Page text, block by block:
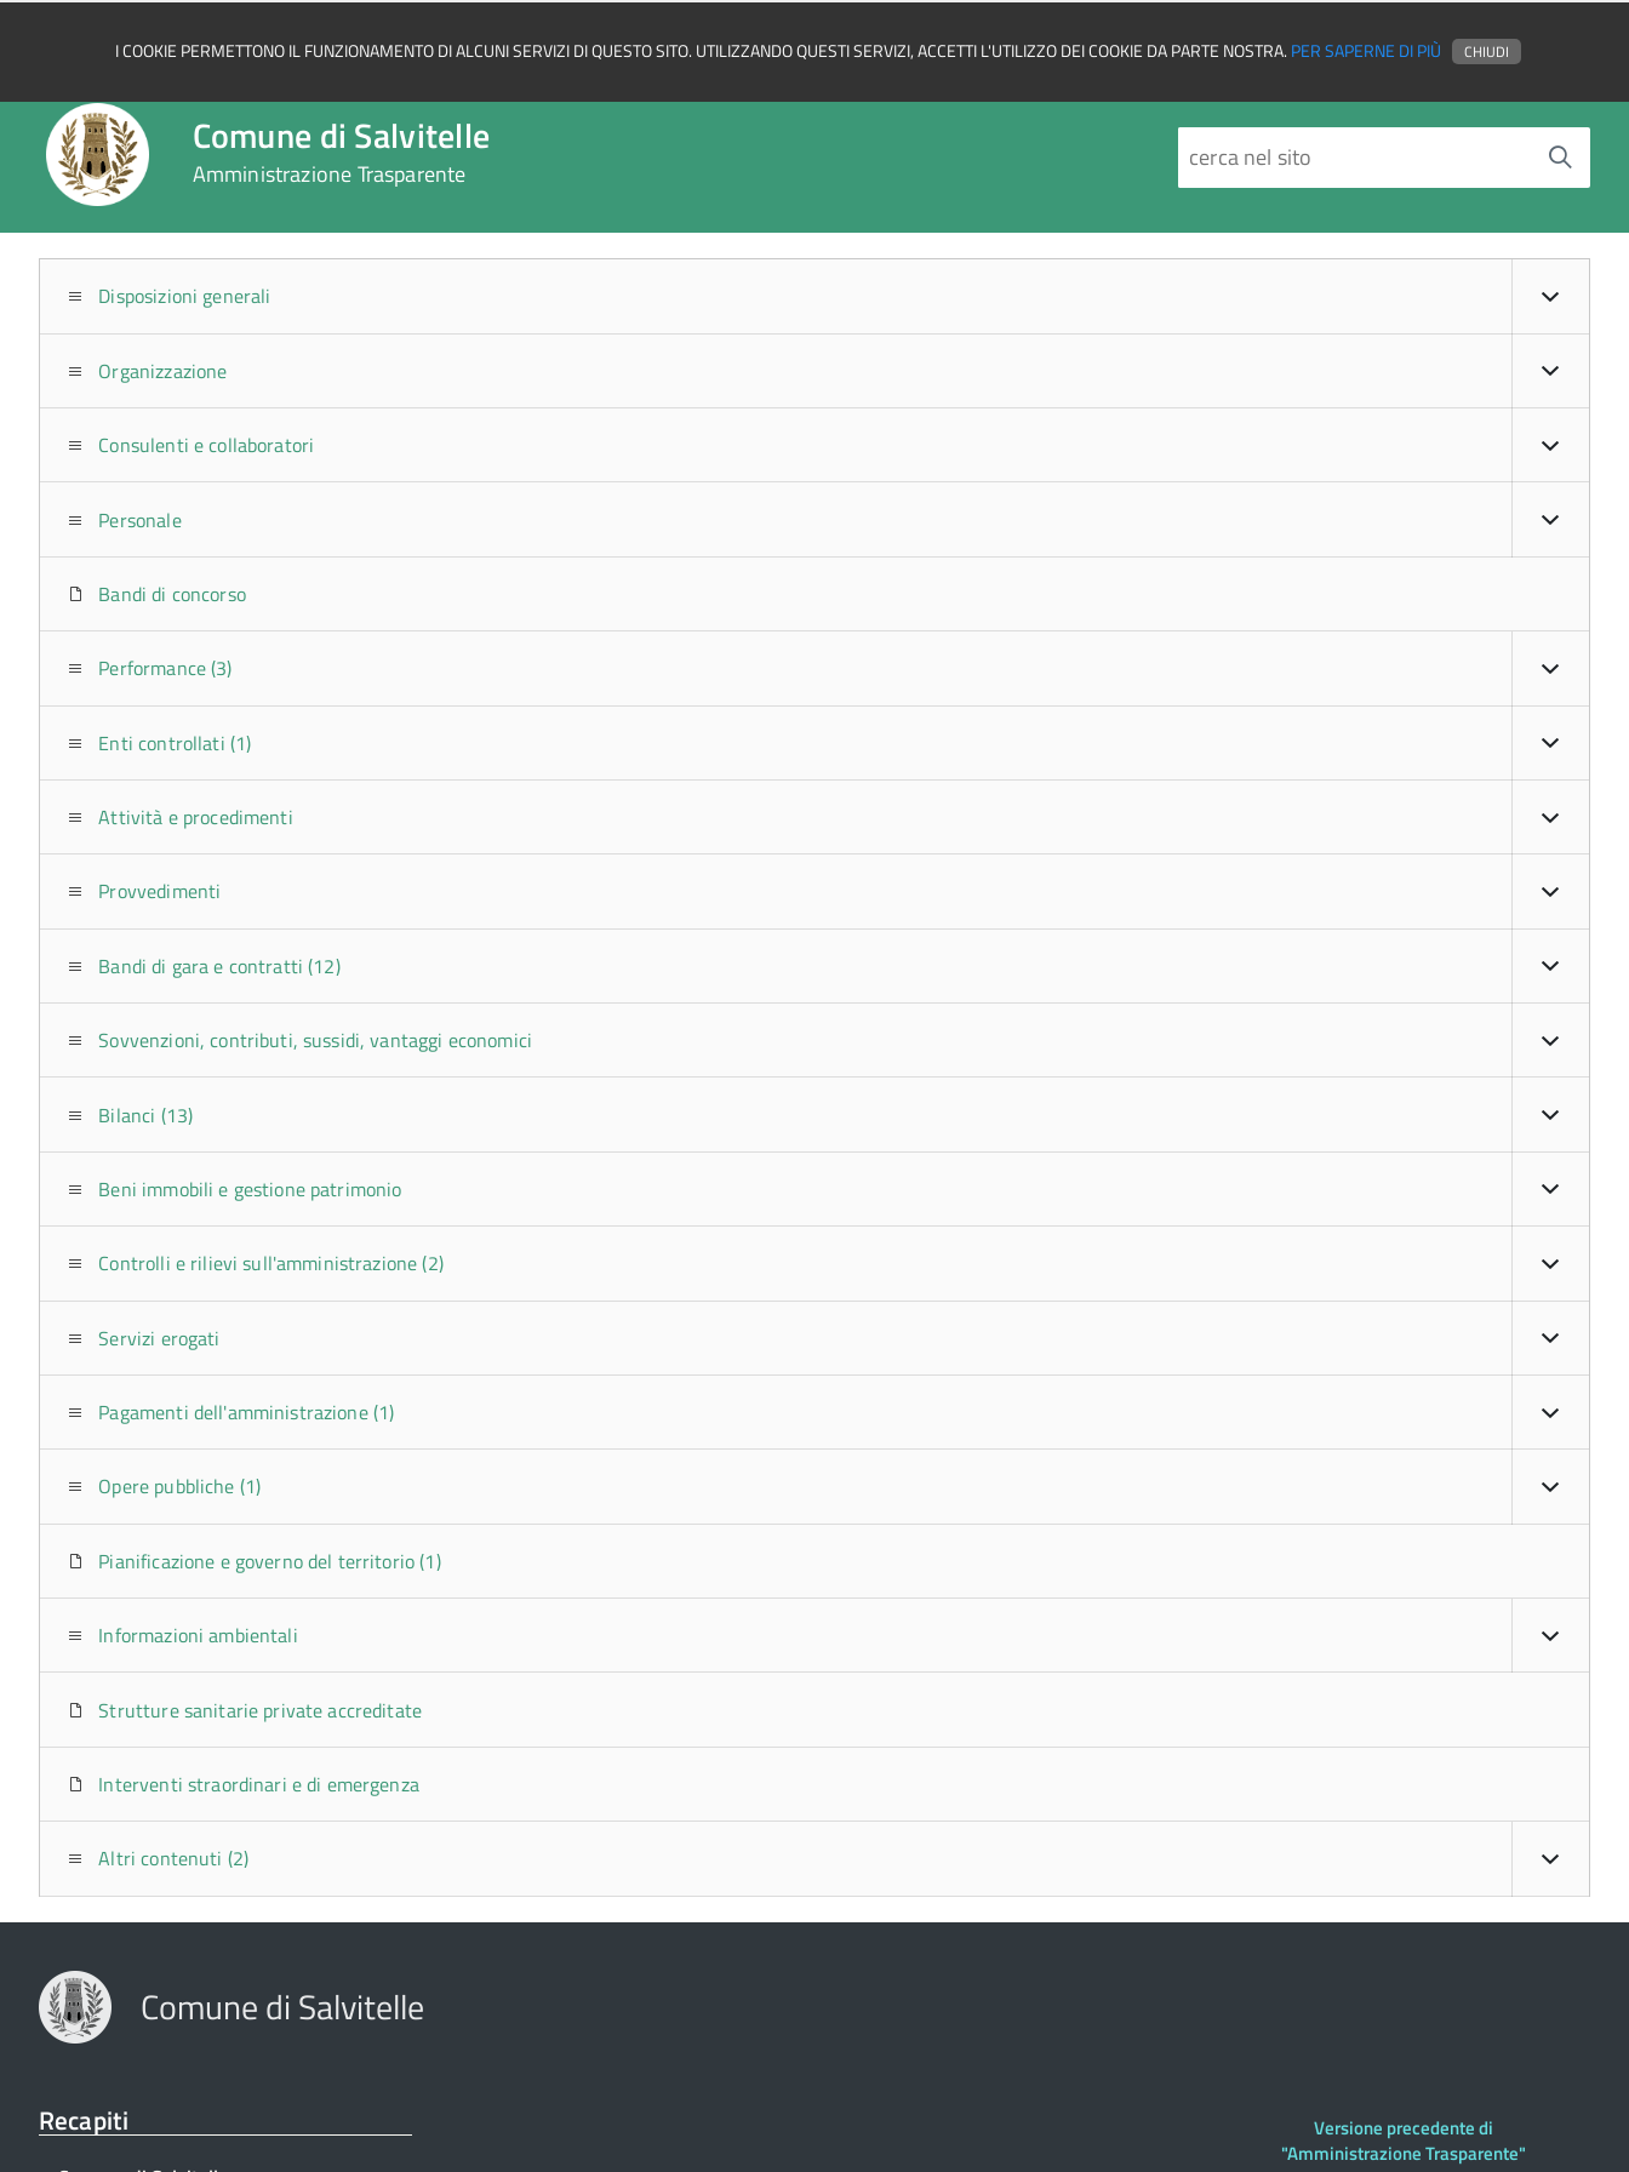
Comune di Salvitelle
Amministrazione Trasparente
Disposizioni generali
Organizzazione
Consulenti e collaboratori
Personale
Bandi di concorso
Performance (3)
Enti controllati (1)
Attività e procedimenti
Provvedimenti
Bandi di gara e contratti (12)
Sovvenzioni, contributi, sussidi, vantaggi economici
Bilanci (13)
Beni immobili e gestione patrimonio
Controlli e rilievi sull'amministrazione (2)
Servizi erogati
Pagamenti dell'amministrazione (1)
Opere pubbliche (1)
Pianificazione e governo del territorio (1)
Informazioni ambientali
Strutture sanitarie private accreditate
Interventi straordinari e di emergenza
Altri contenuti (2)
Comune di Salvitelle
Recapiti
Versione precedente di
"Amministrazione Trasparente"
I COOKIE PERMETTONO IL FUNZIONAMENTO DI ALCUNI SERVIZI DI QUESTO SITO. UTILIZZANDO QUESTI SERVIZI, ACCETTI L'UTILIZZO DEI COOKIE DA PARTE NOSTRA. PER SAPERNE DI PIÙ CHIUDI